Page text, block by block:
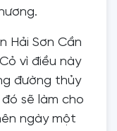
Hải Sơn Cần
vì điều này
đường thủy
sẽ làm cho
ngày một